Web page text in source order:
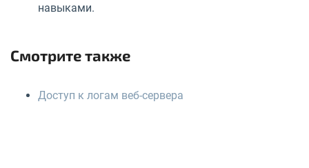
навыками.
Смотрите также
Доступ к логам веб-сервера